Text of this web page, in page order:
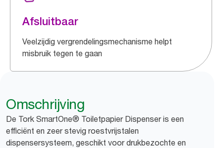
Afsluitbaar
Veelzijdig vergrendelingsmechanisme helpt
misbruik tegen te gaan
Omschrijving
De Tork SmartOne® Toiletpapier Dispenser is een
efficiënt en zeer stevig roestvrijstalen
dispensersysteem, geschikt voor drukbezochte en